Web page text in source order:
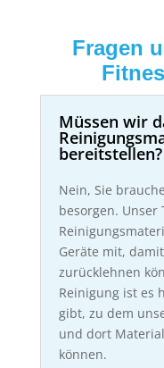
Fragen
Müssen wir
bereitstellen?
Nein, Sie
besorgen.
Geräte mit,
zurücklehnen
Reinigung ist es
gibt, zu dem
und dort
können.